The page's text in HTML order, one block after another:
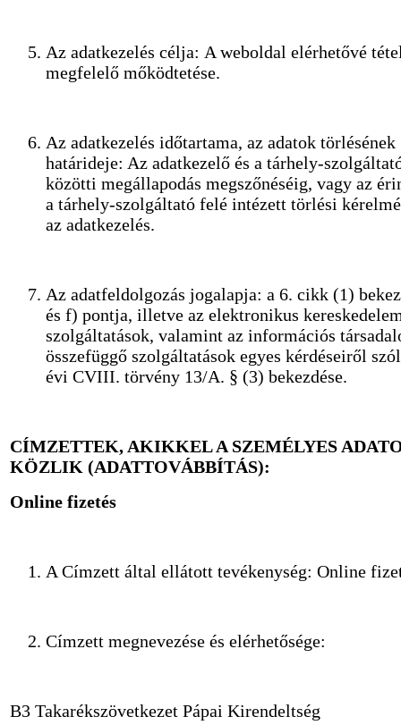
Az adatkezelés célja: A weboldal elérhetővé
megfelelő mőködtetése.
Az adatkezelés időtartama, az adatok törlésének
határideje: Az adatkezelő és a tárhely-
közötti megállapodás megszőnéséig, vagy az
a tárhely-szolgáltató felé intézett törlési
az adatkezelés.
Az adatfeldolgozás jogalapja: a 6. cikk (1)
és f) pontja, illetve az elektronikus
szolgáltatások, valamint az információs
összefüggő szolgáltatások egyes kérdéseiről
évi CVIII. törvény 13/A. § (3) bekezdése.
CÍMZETTEK, AKIKKEL A SZEMÉLYES
KÖZLIK (ADATTOVÁBBÍTÁS):
Online fizetés
A Címzett által ellátott tevékenység: Online
Címzett megnevezése és elérhetősége:
B3 Takarékszövetkezet Pápai Kirendeltség